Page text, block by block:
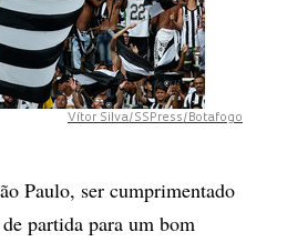
Vítor Silva/SSPress/Botafogo
Paulo, ser cumprimentado
partida para um bom